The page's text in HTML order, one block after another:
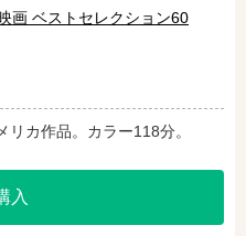
画 ベストセレクション60
カ作品。カラー118分。
入